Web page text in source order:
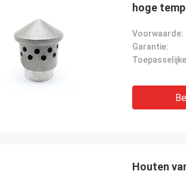
hoge
Voorwaarde:
Garantie:
Houten